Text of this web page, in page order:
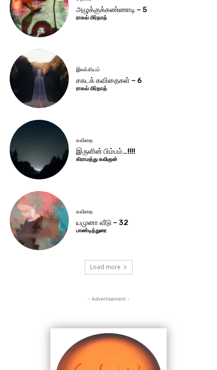
அழுக்குக்கண்ணாடி – 5
ராகவ் மிர்தாத்
இலக்கியம்
சகடக் கவிதைகள் – 6
ராகவ் மிர்தாத்
கவிதை
இருளின் பிம்பம்…!!!!
கிராமத்து கவிஞன்
கவிதை
யமுனா வீடு – 32
பாண்டித்துரை
Load more
- Advertisement -